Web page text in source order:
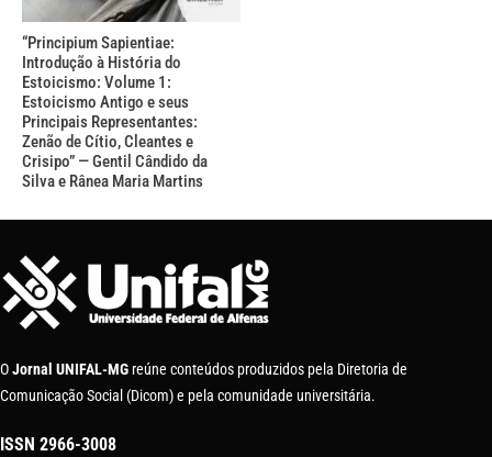
“Principium Sapientiae:
Introdução à História do
Estoicismo: Volume 1:
Estoicismo Antigo e seus
Principais Representantes:
Zenão de Cítio, Cleantes e
Crisipo” — Gentil Cândido da
Silva e Rânea Maria Martins
OJornal UNIFAL-MG reúne conteúdos produzidos pela Diretoria de
Comunicação Social (Dicom) e pela comunidade universitária.
ISSN 2966-3008